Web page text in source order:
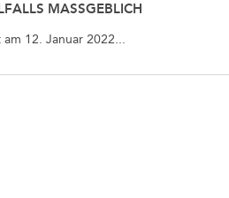
MASSGEBLICH
12. Januar 2022...